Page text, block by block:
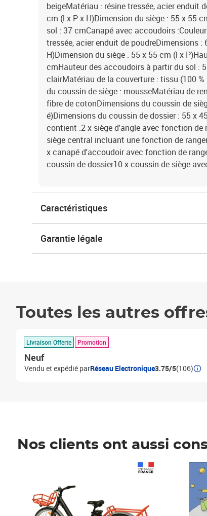
beigeMatériau : résine tressée, acier enduit
cm (l x P x H)Dimension du siège : 55 x 55
sol : 37 cmCanapé avec accoudoirs
tressée, acier enduit de poudreDimensions :
H)Dimension du siège : 55 x 55 cm (l x
cmHauteur des accoudoirs à partir du sol :
clairMatériau de la couverture : tissu (100
du coussin de siège : mousseMatériau de
fibre de cotonDimensions du coussin de
é)Dimensions du coussin de dossier : 55 x
contient :2 x siège d'angle avec fonction
siège central incluant une fonction de
x canapé d'accoudoir avec fonction de
coussin de dossier10 x coussin de siège
Caractéristiques
Garantie légale
Toutes les autres
Livraison Offerte Promotion
Neuf
Vendu et expédié parRéseau Electronique3.75/5(106)
Nos clients ont aussi
Prix 7,50€